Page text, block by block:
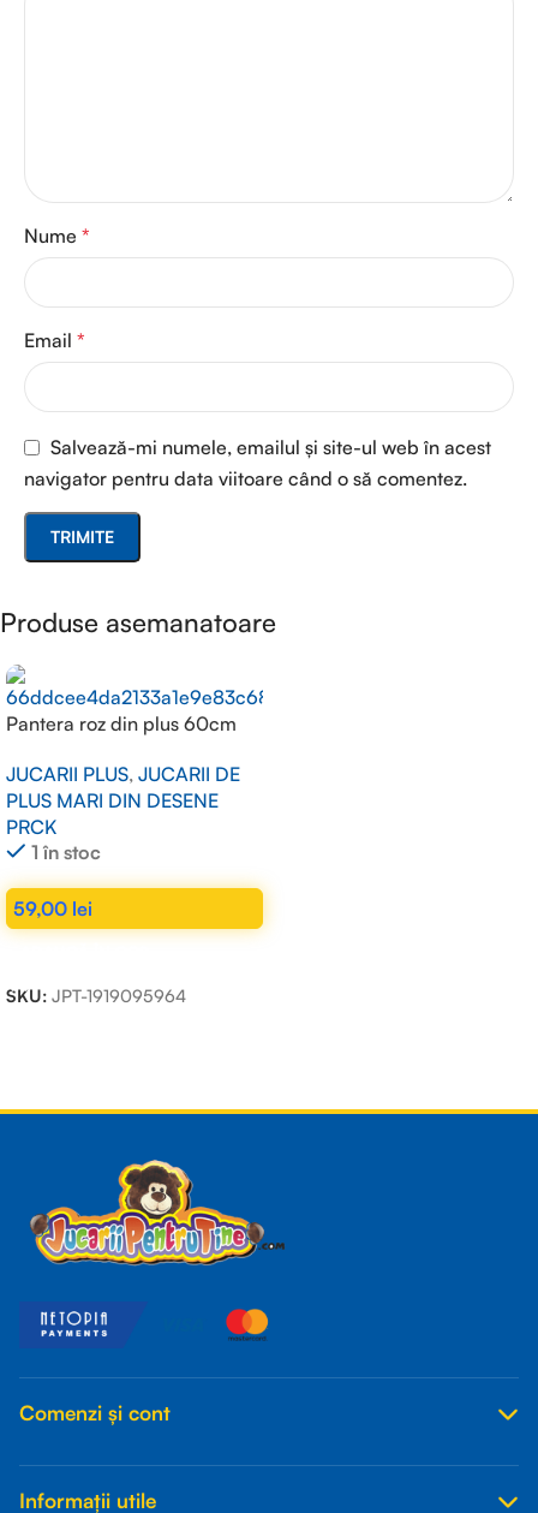
Nume *
Email *
Salvează-mi numele, emailul și site-ul web în acest
navigator pentru data viitoare când o să comentez.
Produse asemanatoare
Pantera roz din plus 60cm
JUCARII PLUS, JUCARII DE
PLUS MARI DIN DESENE
PRCK
1 în stoc
59,00 lei
SKU: JPT-1919095964
Comenzi și cont
Informații utile